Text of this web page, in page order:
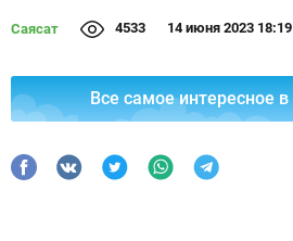
Саясат 4533 14 июня 2023 18:19
Все самое интересное в